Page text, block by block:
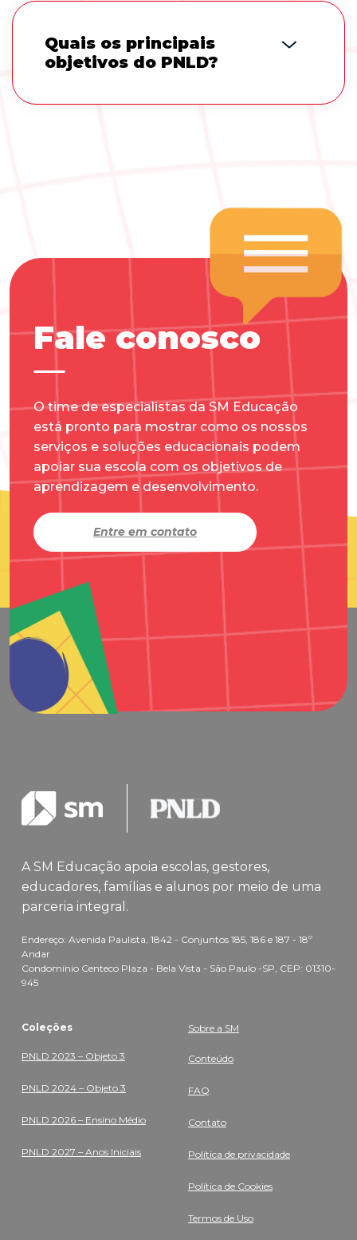
Quais os principais
objetivos do PNLD?
Fale conosco
O time de especialistas da SM Educação
está pronto para mostrar como os nossos
serviços e soluções educacionais podem
apoiar sua escola com os objetivos de
aprendizagem e desenvolvimento.
Entre em contato
A SM Educação apoia escolas, gestores,
educadores, famílias e alunos por meio de uma
parceria integral.
Endereço: Avenida Paulista, 1842 - Conjuntos 185, 186 e 187 - 18º
Andar
Condomínio Centeco Plaza - Bela Vista - São Paulo -SP, CEP: 01310-
945
Coleções
PNLD 2023 – Objeto 3
PNLD 2024 – Objeto 3
PNLD 2026 – Ensino Médio
PNLD 2027 – Anos Iniciais
Sobre a SM
Conteúdo
FAQ
Contato
Política de privacidade
Política de Cookies
Termos de Uso